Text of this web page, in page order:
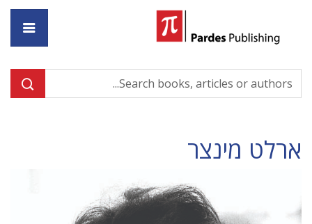
ארלט מינצר